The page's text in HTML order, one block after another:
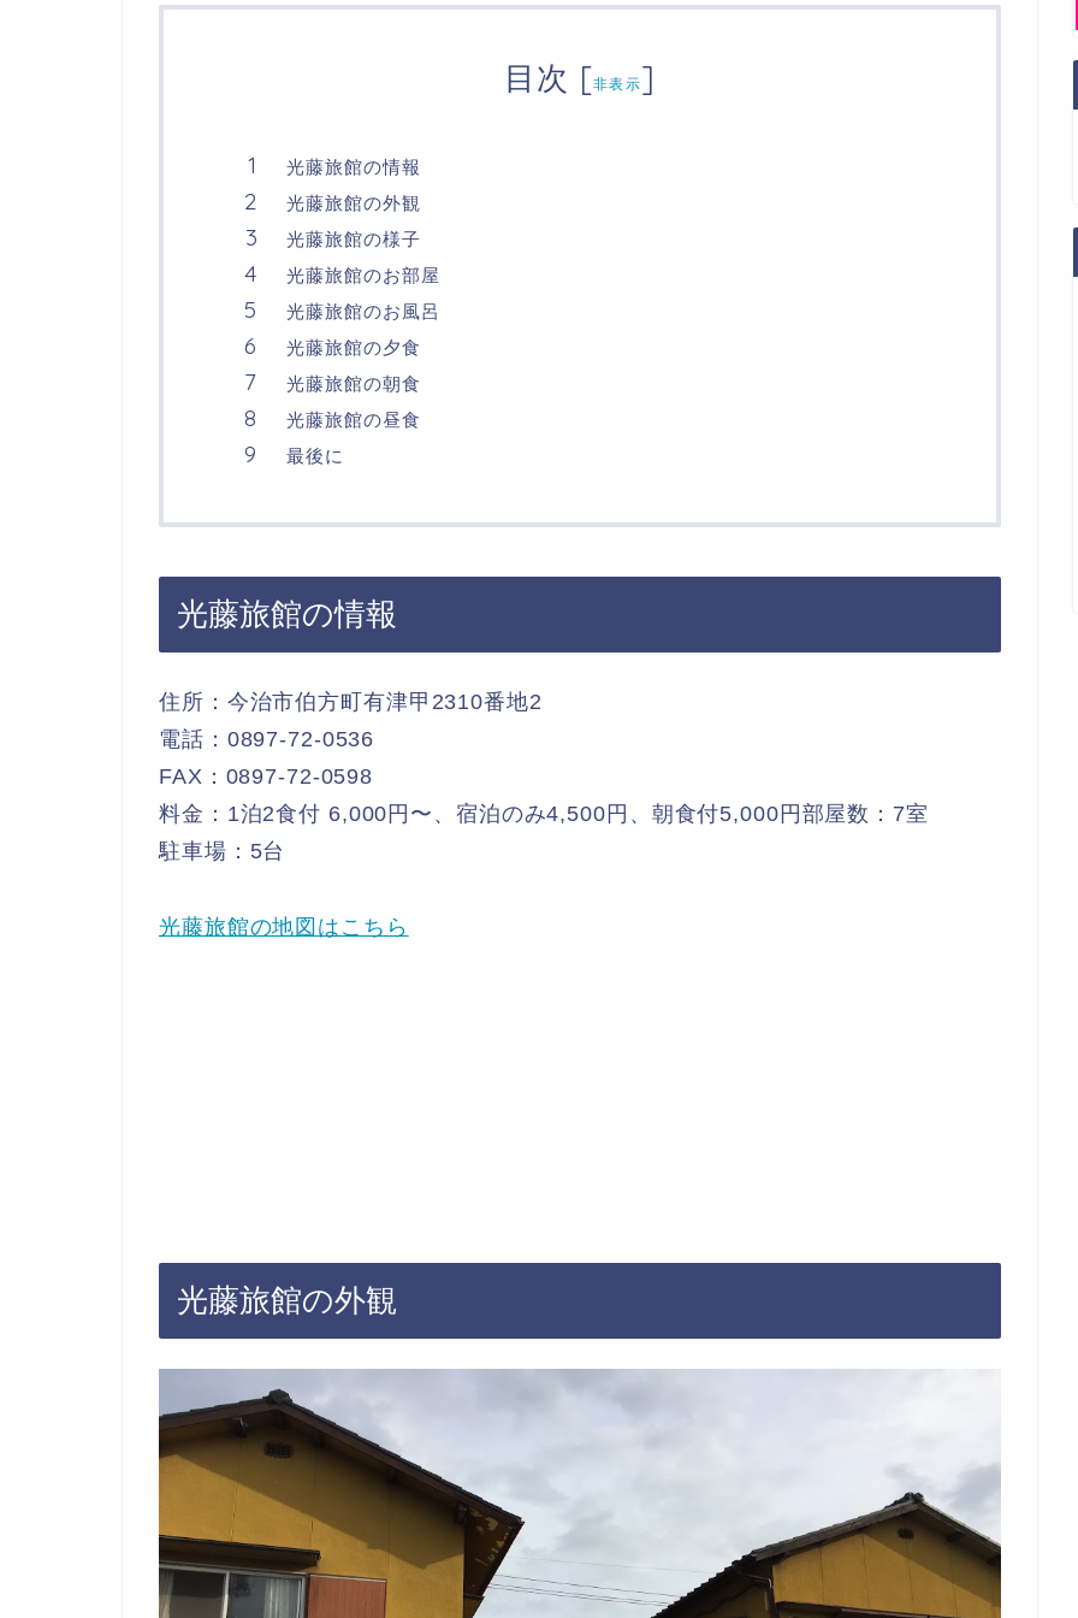
目次 [非表示]
光藤旅館の情報
光藤旅館の外観
光藤旅館の様子
光藤旅館のお部屋
光藤旅館のお風呂
光藤旅館の夕食
光藤旅館の朝食
光藤旅館の昼食
最後に
光藤旅館の情報
住所：今治市伯方町有津甲2310番地2
電話：0897-72-0536
FAX：0897-72-0598
料金：1泊2食付 6,000円〜、宿泊のみ4,500円、朝食付5,000円部屋数：7室
駐車場：5台
光藤旅館の地図はこちら
光藤旅館の外観